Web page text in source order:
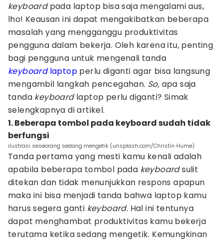
keyboardpada laptop bisa saja mengalami aus,
lho! Keausan ini dapat mengakibatkan beberapa
masalah yang mengganggu produktivitas
pengguna dalam bekerja. Oleh karena itu, penting
bagi pengguna untuk mengenali tanda
keyboardlaptop perlu diganti agar bisa langsung
mengambil langkah pencegahan. So, apa saja
tanda keyboardlaptop perlu diganti? Simak
selengkapnya di artikel.
1. Beberapa tombol pada keyboard sudah tidak
berfungsi
ilustrasi seseorang sedang mengetik (unsplash.com/Christin Hume)
Tanda pertama yang mesti kamu kenali adalah
apabila beberapa tombol pada keyboardsulit
ditekan dan tidak menunjukkan respons apapun
maka ini bisa menjadi tanda bahwa laptop kamu
harus segera ganti keyboard. Hal ini tentunya
dapat menghambat produktivitas kamu bekerja
terutama ketika sedang mengetik. Kemungkinan